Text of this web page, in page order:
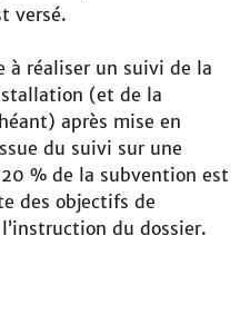
versé.
à réaliser un suivi de la
(et de la
après mise en
du suivi sur une
% de la subvention est
des objectifs de
du dossier.